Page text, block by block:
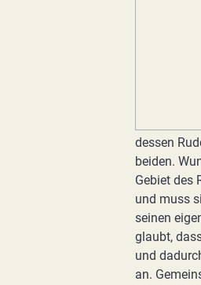
dessen
beiden.
Gebiet des
und muss
seinen
glaubt,
und
an.